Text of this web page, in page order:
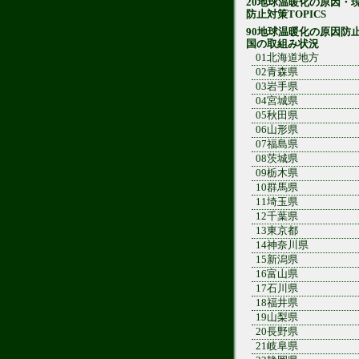
20地球温暖化の原因・
防止対策TOPICS
90地球温暖化の原因防
国の取組み状況
01北海道地方
02青森県
03岩手県
04宮城県
05秋田県
06山形県
07福島県
08茨城県
09栃木県
10群馬県
11埼玉県
12千葉県
13東京都
14神奈川県
15新潟県
16富山県
17石川県
18福井県
19山梨県
20長野県
21岐阜県